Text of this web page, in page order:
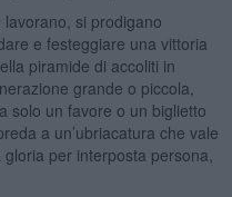
si prodigano
e festeggiare una vittoria
piramide di accoliti in
grande o piccola,
solo un favore o un biglietto
a un’ubriacatura che vale
per interposta persona,